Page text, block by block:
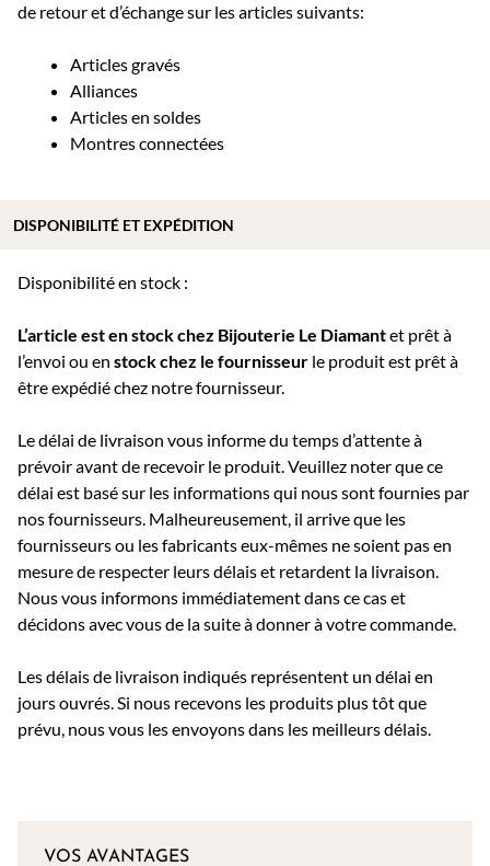
de retour et d’échange sur les articles suivants:
Articles gravés
Alliances
Articles en soldes
Montres connectées
Disponibilité en stock :
L’article est en stock chez Bijouterie Le Diamantet prêt à
l’envoi ou en stock chez le fournisseur le produit est prêt à
être expédié chez notre fournisseur.
Le délai de livraison vous informe du temps d’attente à
prévoir avant de recevoir le produit. Veuillez noter que ce
délai est basé sur les informations qui nous sont fournies par
nos fournisseurs. Malheureusement, il arrive que les
fournisseurs ou les fabricants eux-mêmes ne soient pas en
mesure de respecter leurs délais et retardent la livraison.
Nous vous informons immédiatement dans ce cas et
décidons avec vous de la suite à donner à votre commande.
Les délais de livraison indiqués représentent un délai en
jours ouvrés. Si nous recevons les produits plus tôt que
prévu, nous vous les envoyons dans les meilleurs délais.
DISPONIBILITÉ ET EXPÉDITION
VOS AVANTAGES